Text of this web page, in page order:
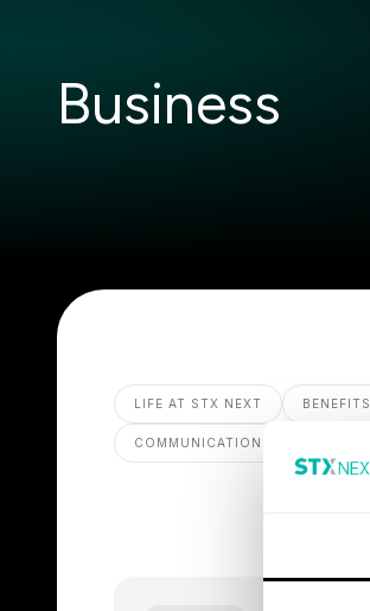
Business
LIFE AT STX NEXT BENEFITS
COMMUNICATION